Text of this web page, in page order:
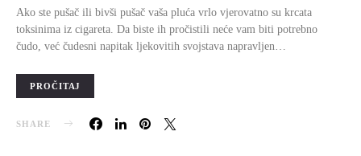
Ako ste pušač ili bivši pušač vaša pluća vrlo vjerovatno su krcata
toksinima iz cigareta. Da biste ih pročistili neće vam biti potrebno
čudo, već čudesni napitak ljekovitih svojstava napravljen…
PROČITAJ
SHARE